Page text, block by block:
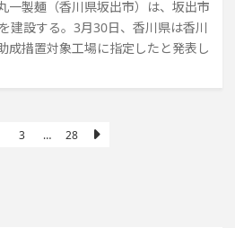
一製麺（香川県坂出市）は、坂出市
建設する。3月30日、香川県は香川
成措置対象工場に指定したと発表し
3 … 28